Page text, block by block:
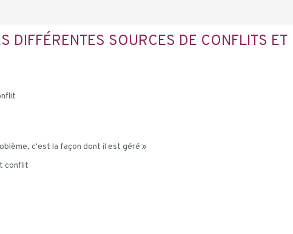
DIFFÉRENTES SOURCES DE CONFLITS ET
c'est la façon dont il est géré »
conflit